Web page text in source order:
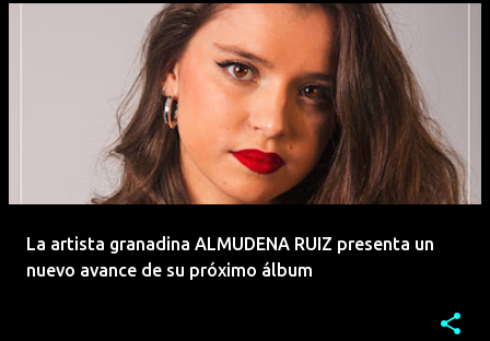
La artista granadina ALMUDENA RUIZ presenta un
nuevo avance de su próximo álbum